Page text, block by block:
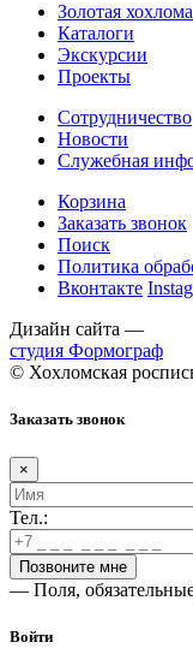
Золотая хохлома
Каталоги
Экскурсии
Проекты
Сотрудничество
Новости
Служебная
Корзина
Заказать звонок
Поиск
Политика
Вконтакте
Дизайн сайта —
студия Формограф
© Хохломская
Заказать звонок
×
Тел.:
— Поля,
Войти